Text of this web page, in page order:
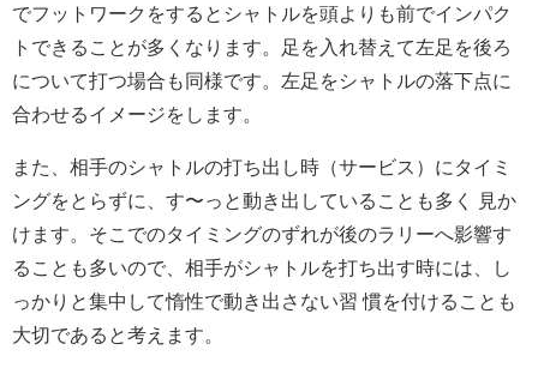
でフットワークをするとシャトルを頭よりも前でインパク
トできることが多くなります。足を入れ替えて左足を後ろ
について打つ場合も同様です。左足をシャトルの落下点に
合わせるイメージをします。
また、相手のシャトルの打ち出し時（サービス）にタイミ
ングをとらずに、す〜っと動き出していることも多く 見か
けます。そこでのタイミングのずれが後のラリーへ影響す
ることも多いので、相手がシャトルを打ち出す時には、し
っかりと集中して惰性で動き出さない習 慣を付けることも
大切であると考えます。